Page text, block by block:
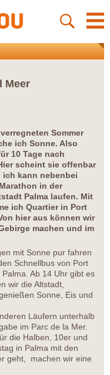
Meer
Sommer
ich Sonne. Also
10 Tage nach
scheint sie offenbar
ich kann nebenbei
in der
Palma laufen. Mit
ich Quartier in Port
hier aus können wir
machen und im
mit Sonne pur fahren
Schnellbus von Port
Ab 14 Uhr gibt es
wir die Altstadt,
Sonne, Eis und
Läufern unterhalb
im Parc de la Mer.
die Halben, 10er und
in Palma mit den
geht, machen wir eine